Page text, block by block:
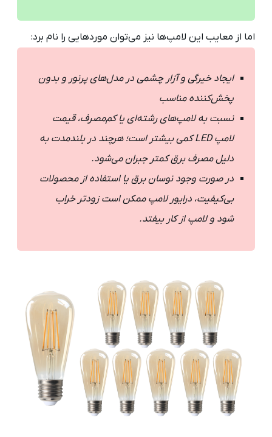
اما از معایب این لامپ‌ها نیز می‌توان موردهایی را نام برد:
ایجاد خیرگی و آزار چشمی در مدل‌های پرنور و بدون
پخش‌کننده مناسب
نسبت به لامپ‌های رشته‌ای یا کم‌مصرف، قیمت
لامپ LED کمی بیشتر است؛ هرچند در بلندمدت به
دلیل مصرف برق کمتر جبران می‌شود.
در صورت وجود نوسان برق یا استفاده از محصولات
بی‌کیفیت، درایور لامپ ممکن است زودتر خراب
شود و لامپ از کار بیفتد.